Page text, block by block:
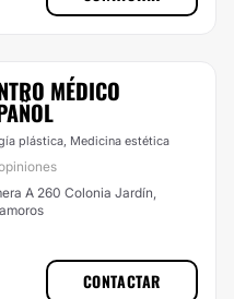
MÉDICO
plástica, Medicina estética
A 260 Colonia Jardín,
CONTACTAR